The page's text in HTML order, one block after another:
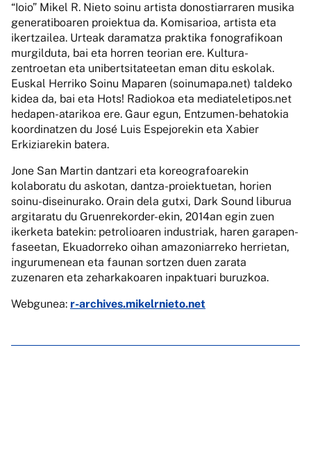
“Ioio” Mikel R. Nieto soinu artista donostiarraren musika
generatiboaren proiektua da. Komisarioa, artista eta
ikertzailea. Urteak daramatza praktika fonografikoan
murgilduta, bai eta horren teorian ere. Kultura-
zentroetan eta unibertsitateetan eman ditu eskolak.
Euskal Herriko Soinu Maparen (soinumapa.net) taldeko
kidea da, bai eta Hots! Radiokoa eta mediateletipos.net
hedapen-atarikoa ere. Gaur egun, Entzumen-behatokia
koordinatzen du José Luis Espejorekin eta Xabier
Erkiziarekin batera.
Jone San Martin dantzari eta koreografoarekin
kolaboratu du askotan, dantza-proiektuetan, horien
soinu-diseinurako. Orain dela gutxi, Dark Sound liburua
argitaratu du Gruenrekorder-ekin, 2014an egin zuen
ikerketa batekin: petrolioaren industriak, haren garapen-
faseetan, Ekuadorreko oihan amazoniarreko herrietan,
ingurumenean eta faunan sortzen duen zarata
zuzenaren eta zeharkakoaren inpaktuari buruzkoa.
Webgunea: r-archives.mikelrnieto.net